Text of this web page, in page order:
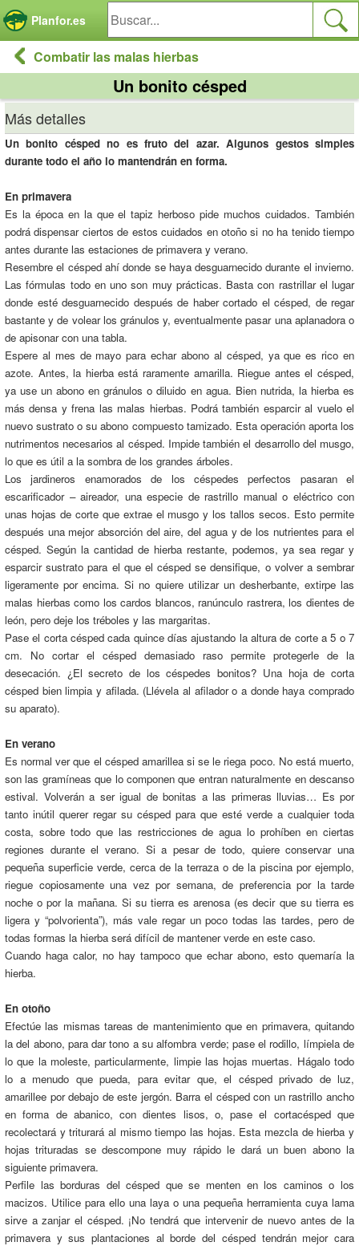
Planfor.es
Combatir las malas hierbas
Un bonito césped
Más detalles
Un bonito césped no es fruto del azar. Algunos gestos simples
durante todo el año lo mantendrán en forma.
En primavera
Es la época en la que el tapiz herboso pide muchos cuidados. También
podrá dispensar ciertos de estos cuidados en otoño si no ha tenido tiempo
antes durante las estaciones de primavera y verano.
Resembre el césped ahí donde se haya desguarnecido durante el invierno.
Las fórmulas todo en uno son muy prácticas. Basta con rastrillar el lugar
donde esté desguarnecido después de haber cortado el césped, de regar
bastante y de volear los gránulos y, eventualmente pasar una aplanadora o
de apisonar con una tabla.
Espere al mes de mayo para echar abono al césped, ya que es rico en
azote. Antes, la hierba está raramente amarilla. Riegue antes el césped,
ya use un abono en gránulos o diluido en agua. Bien nutrida, la hierba es
más densa y frena las malas hierbas. Podrá también esparcir al vuelo el
nuevo sustrato o su abono compuesto tamizado. Esta operación aporta los
nutrimentos necesarios al césped. Impide también el desarrollo del musgo,
lo que es útil a la sombra de los grandes árboles.
Los jardineros enamorados de los céspedes perfectos pasaran el
escarificador – aireador, una especie de rastrillo manual o eléctrico con
unas hojas de corte que extrae el musgo y los tallos secos. Esto permite
después una mejor absorción del aire, del agua y de los nutrientes para el
césped. Según la cantidad de hierba restante, podemos, ya sea regar y
esparcir sustrato para el que el césped se densifique, o volver a sembrar
ligeramente por encima. Si no quiere utilizar un desherbante, extirpe las
malas hierbas como los cardos blancos, ranúnculo rastrera, los dientes de
león, pero deje los tréboles y las margaritas.
Pase el corta césped cada quince días ajustando la altura de corte a 5 o 7
cm. No cortar el césped demasiado raso permite protegerle de la
desecación. ¿El secreto de los céspedes bonitos? Una hoja de corta
césped bien limpia y afilada. (Llévela al afilador o a donde haya comprado
su aparato).
En verano
Es normal ver que el césped amarillea si se le riega poco. No está muerto,
son las gramíneas que lo componen que entran naturalmente en descanso
estival. Volverán a ser igual de bonitas a las primeras lluvias… Es por
tanto inútil querer regar su césped para que esté verde a cualquier toda
costa, sobre todo que las restricciones de agua lo prohíben en ciertas
regiones durante el verano. Si a pesar de todo, quiere conservar una
pequeña superficie verde, cerca de la terraza o de la piscina por ejemplo,
riegue copiosamente una vez por semana, de preferencia por la tarde
noche o por la mañana. Si su tierra es arenosa (es decir que su tierra es
ligera y “polvorienta”), más vale regar un poco todas las tardes, pero de
todas formas la hierba será difícil de mantener verde en este caso.
Cuando haga calor, no hay tampoco que echar abono, esto quemaría la
hierba.
En otoño
Efectúe las mismas tareas de mantenimiento que en primavera, quitando
la del abono, para dar tono a su alfombra verde; pase el rodillo, límpiela de
lo que la moleste, particularmente, limpie las hojas muertas. Hágalo todo
lo a menudo que pueda, para evitar que, el césped privado de luz,
amarillee por debajo de este jergón. Barra el césped con un rastrillo ancho
en forma de abanico, con dientes lisos, o, pase el cortacésped que
recolectará y triturará al mismo tiempo las hojas. Esta mezcla de hierba y
hojas trituradas se descompone muy rápido le dará un buen abono la
siguiente primavera.
Perfile las borduras del césped que se menten en los caminos o los
macizos. Utilice para ello una laya o una pequeña herramienta cuya lama
sirve a zanjar el césped. ¡No tendrá que intervenir de nuevo antes de la
primavera y sus plantaciones al borde del césped tendrán mejor cara
Panel de gestión de cookies